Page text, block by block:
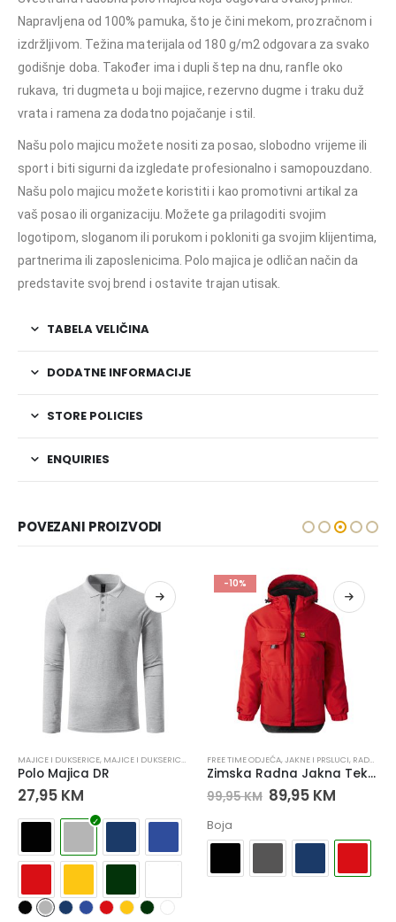
Napravljena od 100% pamuka, što je čini mekom, prozračnom i
izdržljivom. Težina materijala od 180 g/m2 odgovara za svako
godišnje doba. Također ima i dupli štep na dnu, ranfle oko
rukava, tri dugmeta u boji majice, rezervno dugme i traku duž
vrata i ramena za dodatno pojačanje i stil.
Našu polo majicu možete nositi za posao, slobodno vrijeme ili
sport i biti sigurni da izgledate profesionalno i samopouzdano.
Našu polo majicu možete koristiti i kao promotivni artikal za
vaš posao ili organizaciju. Možete ga prilagoditi svojim
logotipom, sloganom ili porukom i pokloniti ga svojim klijentima,
partnerima ili zaposlenicima. Polo majica je odličan način da
predstavite svoj brend i ostavite trajan utisak.
TABELA VELIČINA
DODATNE INFORMACIJE
STORE POLICIES
ENQUIRIES
POVEZANI PROIZVODI
MAJICE I DUKSERICE, MAJICE I DUKSERICE FREE TIME ODJEĆA,RADNA ODJEĆA
Polo Majica DR
27,95 KM
-10%
FREE TIME ODJEĆA,JAKNE I PRSLUCI, RADNA ODJEĆA
Zimska Radna Jakna Tekton
99,95KM 89,95 KM
Boja